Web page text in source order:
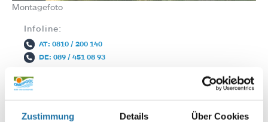
Zustimmung Details Über Cookies
Montagefoto
Infoline:
AT: 0810 / 200 140
DE: 089 / 451 08 93